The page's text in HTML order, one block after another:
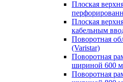
Плоская
Плоская
кабельным
Поворотная
(Varistar)
Поворотная
шириной 600
Поворотная